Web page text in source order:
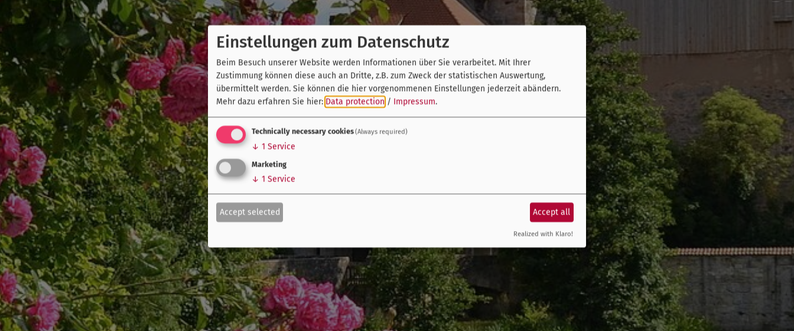
Einstellungen zum Datenschutz
Beim Besuch unserer Website werden Informationen über Sie verarbeitet. Mit Ihrer
Zustimmung können diese auch an Dritte, z.B. zum Zweck der statistischen Auswertung,
übermittelt werden. Sie können die hier vorgenommenen Einstellungen jederzeit abändern.
Mehr dazu erfahren Sie hier: Data protection / Impressum.
Technically necessary cookies(Always required)
↓ 1 Service
Marketing
↓ 1 Service
Accept selected Accept all
Realized with Klaro!